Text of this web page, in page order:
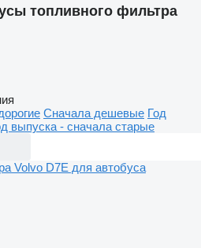
топливного фильтра
Сначала дешевые Год
выпуска - сначала старые